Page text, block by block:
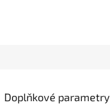
Doplňkové parametry